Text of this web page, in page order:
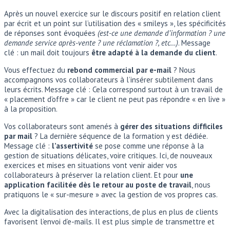
Après un nouvel exercice sur le discours positif en relation client
par écrit et un point sur l’utilisation des « smileys », les spécificités
de réponses sont évoquées (est-ce une demande d’information ? une
demande service après-vente ? une réclamation ?, etc…). Message
clé : un mail doit toujours être adapté à la demande du client.
Vous effectuez du rebond commercial par e-mail ? Nous
accompagnons vos collaborateurs à l’insérer subtilement dans
leurs écrits. Message clé : Cela correspond surtout à un travail de
« placement d’offre » car le client ne peut pas répondre « en live »
à la proposition.
Vos collaborateurs sont amenés à gérer des situations difficiles
par mail ? La dernière séquence de la formation y est dédiée.
Message clé : l’assertivité se pose comme une réponse à la
gestion de situations délicates, voire critiques. Ici, de nouveaux
exercices et mises en situations vont venir aider vos
collaborateurs à préserver la relation client. Et pour une
application facilitée dès le retour au poste de travail , nous
pratiquons le « sur-mesure » avec la gestion de vos propres cas.
Avec la digitalisation des interactions, de plus en plus de clients
favorisent l’envoi d’e-mails. Il est plus simple de transmettre et